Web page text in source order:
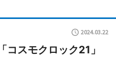
2024.03.22
コスモクロック21」